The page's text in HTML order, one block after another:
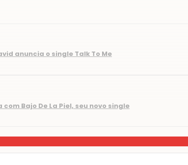
anuncia o single Talk To Me
com Bajo De La Piel, seu novo single